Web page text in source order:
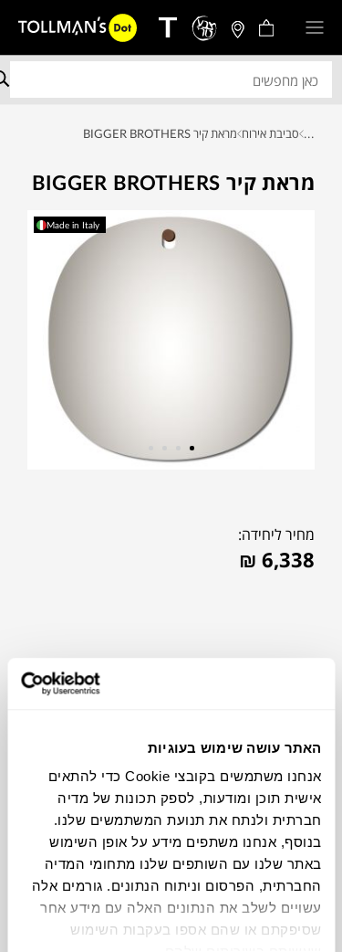
האתר עושה שימוש בעוגיות
אנחנו משתמשים בקובצי Cookie כדי להתאים
אישית תוכן ומודעות, לספק תכונות של מדיה
חברתית ולנתח את תנועת המשתמשים שלנו.
בנוסף, אנחנו משתפים מידע על אופן השימוש
באתר שלנו עם השותפים שלנו מתחומי המדיה
החברתית, הפרסום וניתוח הנתונים. גורמים אלה
עשויים לשלב את הנתונים האלה עם מידע אחר
שסיפקתם או שהם אספו בעקבות השימוש
... סביבת אירוח מראת קיר BIGGER BROTHERS
מראת קיר BIGGER BROTHERS
Made in Italy
מחיר ליחידה:
₪ 6,338
להדמיית AI Design
תוכלו למצוא אותי ב:
צבעים